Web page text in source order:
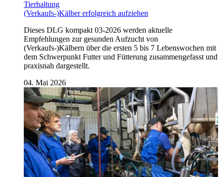
Tierhaltung
(Verkaufs-)Kälber erfolgreich aufziehen
Dieses DLG kompakt 03-2026 werden aktuelle
Empfehlungen zur gesunden Aufzucht von
(Verkaufs-)Kälbern über die ersten 5 bis 7 Lebenswochen mit
dem Schwerpunkt Futter und Fütterung zusammengefasst und
praxisnah dargestellt.
04. Mai 2026